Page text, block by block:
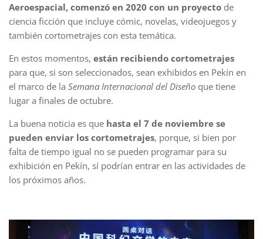
Aeroespacial, comenzó en 2020 con un proyecto de
ciencia ficción que incluye cómic, novelas, videojuegos y
también cortometrajes con esta temática.
En estos momentos, están recibiendo cortometrajes
para que, si son seleccionados, sean exhibidos en Pekín en
el marco de la Semana Internacional del Diseño que tiene
lugar a finales de octubre.
La buena noticia es que hasta el 7 de noviembre se
pueden enviar los cortometrajes, porque, si bien por
falta de tiempo igual no se pueden programar para su
exhibición en Pekín, sí podrían entrar en las actividades de
los próximos años.